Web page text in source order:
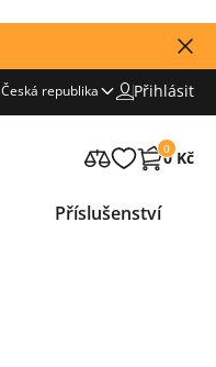
Česká republika Přihlásit
0
0 Kč
Příslušenství